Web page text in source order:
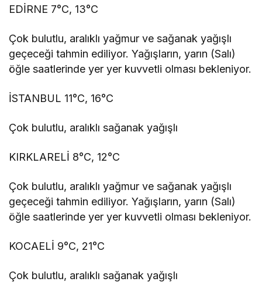
EDİRNE 7°C, 13°C
Çok bulutlu, aralıklı yağmur ve sağanak yağışlı
geçeceği tahmin ediliyor. Yağışların, yarın (Salı)
öğle saatlerinde yer yer kuvvetli olması bekleniyor.
İSTANBUL 11°C, 16°C
Çok bulutlu, aralıklı sağanak yağışlı
KIRKLARELİ 8°C, 12°C
Çok bulutlu, aralıklı yağmur ve sağanak yağışlı
geçeceği tahmin ediliyor. Yağışların, yarın (Salı)
öğle saatlerinde yer yer kuvvetli olması bekleniyor.
KOCAELİ 9°C, 21°C
Çok bulutlu, aralıklı sağanak yağışlı